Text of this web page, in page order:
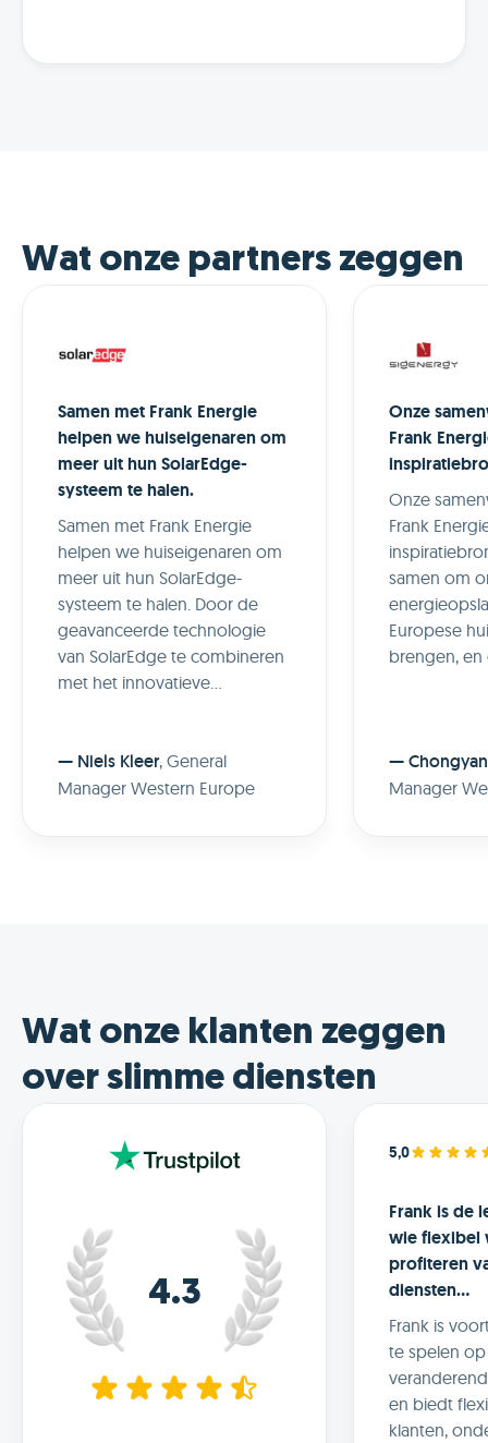
Wat onze partners zeggen
Samen met Frank Energie
helpen we huiseigenaren om
meer uit hun SolarEdge-
systeem te halen.
Samen met Frank Energie
helpen we huiseigenaren om
meer uit hun SolarEdge-
systeem te halen. Door de
geavanceerde technologie
van SolarEdge te combineren
met het innovatieve
kansen voor
energieonafhankelijkheid en
— Niels Kleer, General
Manager Western Europe
Onze
Frank
Onze
Frank
samen om
Europese
brengen,
feedback
Sigenergy
zetten.
—
Manager
Wat onze klanten zeggen
over slimme diensten
4.3
5,0
Frank is de
wie flexibel
profiteren
diensten...
Frank is
te spelen
en biedt
klanten,